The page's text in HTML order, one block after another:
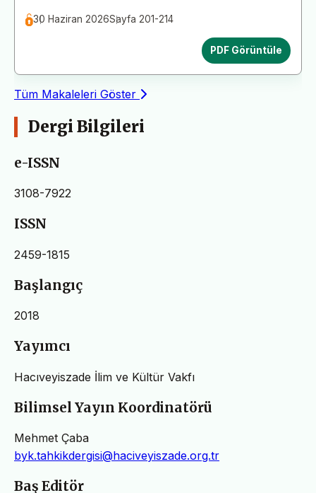
30 Haziran 2026Sayfa 201-214
PDF Görüntüle
Tüm Makaleleri Göster
Dergi Bilgileri
e-ISSN
3108-7922
ISSN
2459-1815
Başlangıç
2018
Yayımcı
Hacıveyiszade İlim ve Kültür Vakfı
Bilimsel Yayın Koordinatörü
Mehmet Çaba
byk.tahkikdergisi@haciveyiszade.org.tr
Baş Editör